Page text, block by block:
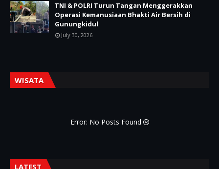
TNI & POLRI Turun Tangan Menggerakkan
Operasi Kemanusiaan Bhakti Air Bersih di
Gunungkidul
July 30, 2026
WISATA
Error: No Posts Found
LATEST